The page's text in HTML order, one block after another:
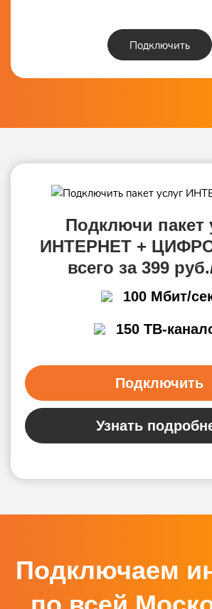
Подключить
Подключи пакет
ИНТЕРНЕТ +
всего за 399
100 Мбит/
150 ТВ-
Подключить
Узнать
Подключаем